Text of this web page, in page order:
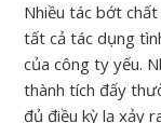
Nhiều tác bớt
tất cả tác dụng
của công ty yếu.
thành tích đấy
đủ điều kỳ lạ xảy